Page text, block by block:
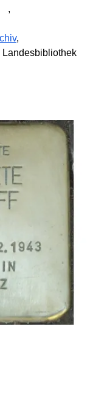
,
,
Landesbibliothek